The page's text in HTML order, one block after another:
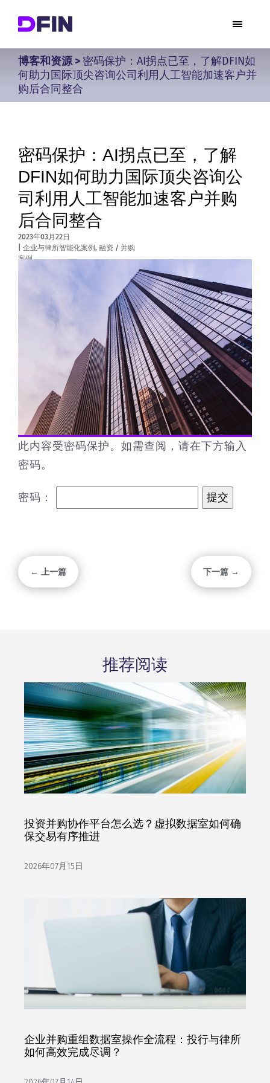
博客和资源> 密码保护：AI拐点已至，了解DFIN如
何助力国际顶尖咨询公司利用人工智能加速客户并
购后合同整合
密码保护：AI拐点已至，了解
DFIN如何助力国际顶尖咨询公
司利用人工智能加速客户并购
后合同整合
2023年03月22日
企业与律所智能化案例, 融资 / 并购
案例
此内容受密码保护。如需查阅，请在下方输入
密码。
密码：
← 上一篇 下一篇 →
推荐阅读
投资并购协作平台怎么选？虚拟数据室如何确
保交易有序推进
2026年07月15日
企业并购重组数据室操作全流程：投行与律所
如何高效完成尽调？